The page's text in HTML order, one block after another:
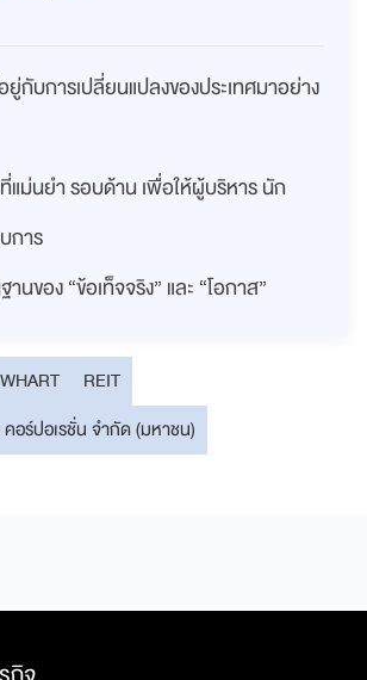
กับการเปลี่ยนแปลงของประเทศมาอย่าง
ม่นยำ รอบด้าน เพื่อให้ผู้บริหาร นัก
การ
ของ “ข้อเท็จจริง” และ “โอกาส”
WHART
REIT
อร์ปอเรชั่น จำกัด (มหาชน)